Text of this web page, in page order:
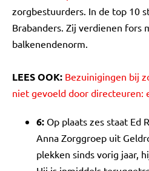
zorgbestuurders. In de top 10
Brabanders. Zij verdienen fors
balkenendenorm.
LEES OOK: Bezuinigingen bij
niet gevoeld door directeuren:
6: Op plaats zes staat Ed
Anna Zorggroep uit
plekken sinds vorig jaar,